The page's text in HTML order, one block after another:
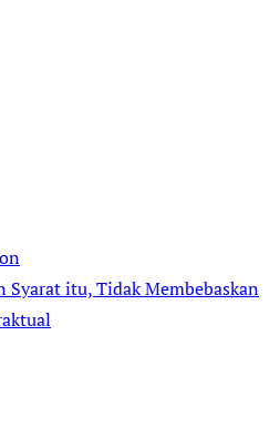
Syarat itu, Tidak Membebaskan